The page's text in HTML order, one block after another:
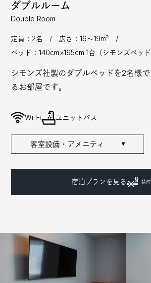
ダブルルーム
Double Room
定員：2名 / 広さ：16〜19m² /
ベッド：140cm×195cm 1台（シモンズベッド
シモンズ社製のダブルベッドを2名様
るお部屋です。
Wi-Fi ユニットバス
客室設備・アメニティ ▼
宿泊プランを見る 禁煙